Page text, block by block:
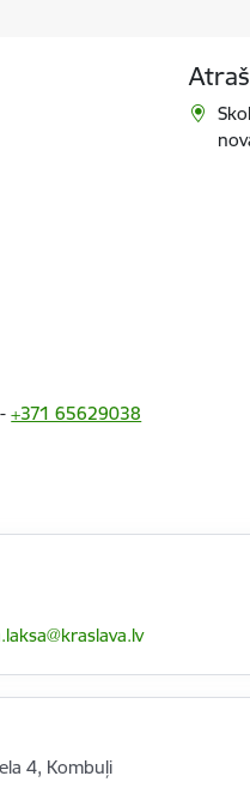
-+371 65629038
4, Kombuļi